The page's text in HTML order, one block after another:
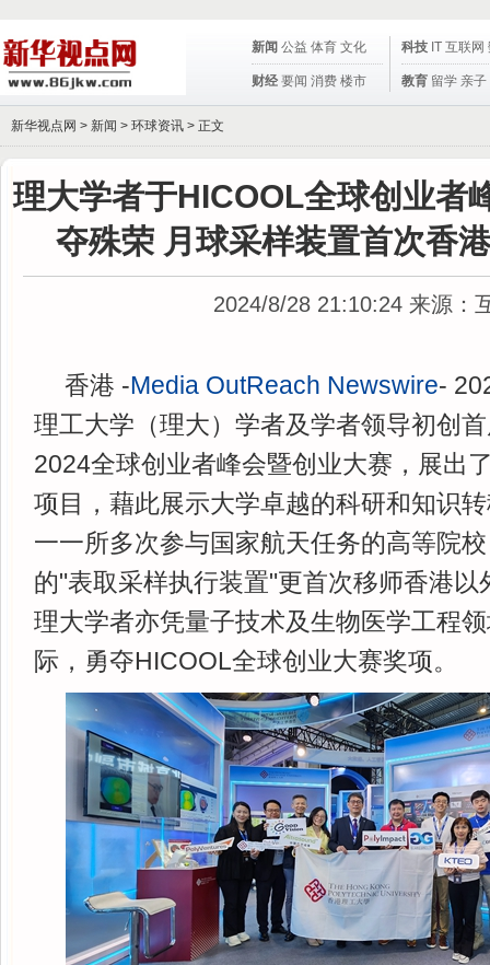
新闻 公益 体育 文化
财经 要闻 消费 楼市
科技 IT 互联网
教育 留学 亲子
新华视点网 > 新闻 > 环球资讯 > 正文
理大学者于HICOOL全球创业者
夺殊荣 月球采样装置首次香
2024/8/28 21:10:24 来源：
香港 -Media OutReach Newswire-
理工大学（理大）学者及学者领导初创
2024全球创业者峰会暨创业大赛，展出
项目，藉此展示大学卓越的科研和知识
一一所多次参与国家航天任务的高等院
的"表取采样执行装置"更首次移师香港以
理大学者亦凭量子技术及生物医学工程
际，勇夺HICOOL全球创业大赛奖项。